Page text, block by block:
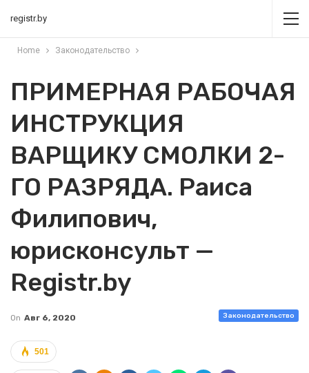
registr.by
Home Законодательство
ПРИМЕРНАЯ РАБОЧАЯ
ИНСТРУКЦИЯ
ВАРЩИКУ СМОЛКИ 2-
ГО РАЗРЯДА. Раиса
Филипович,
юрисконсульт —
Registr.by
Законодательство
On Авг 6, 2020
501